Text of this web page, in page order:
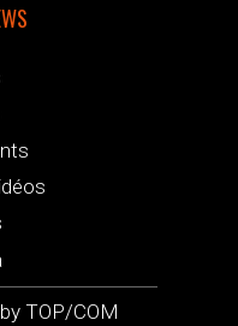
TOP/COM